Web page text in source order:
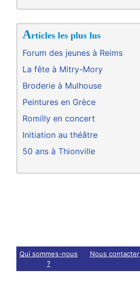
Articles les plus lus
Forum des jeunes à Reims
La fête à Mitry-Mory
Broderie à Mulhouse
Peintures en Grèce
Romilly en concert
Initiation au théâtre
50 ans à Thionville
Qui sommes-nous
?
Nous contacter